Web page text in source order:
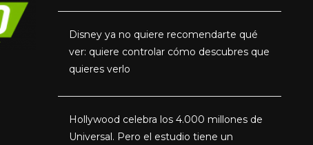
Disney ya no quiere recomendarte qué
ver: quiere controlar cómo descubres que
quieres verlo
Hollywood celebra los 4.000 millones de
Universal. Pero el estudio tiene un